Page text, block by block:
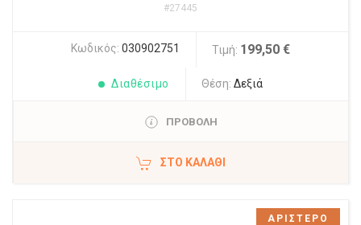
#27445
Κωδικός: 030902751 Τιμή: 199,50 €
Διαθέσιμο Θέση: Δεξιά
ΠΡΟΒΟΛΗ
ΣΤΟ ΚΑΛΆΘΙ
ΑΡΙΣΤΕΡΟ